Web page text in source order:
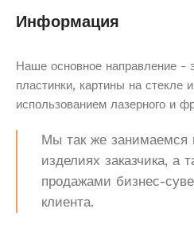
Информация
Наше основное направление -
пластинки, картины на стекле
использованием лазерного и
Мы так же занимаемся
изделиях заказчика, а
продажами бизнес-
клиента.